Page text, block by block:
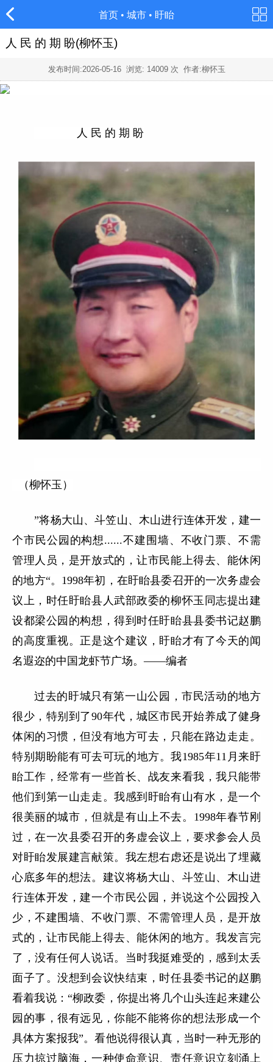
首页 • 城市 • 盱眙
人 民 的 期 盼(柳怀玉)
发布时间:2026-05-16浏览: 14009 次 作者:柳怀玉
人 民 的 期 盼
（柳怀玉）
”将杨大山、斗笠山、木山进行连体开发，建一
个市民公园的构想......不建围墙、不收门票、不需
管理人员，是开放式的，让市民能上得去、能休闲
的地方“。1998年初，在盱眙县委召开的一次务虚会
议上，时任盱眙县人武部政委的柳怀玉同志提出建
设都梁公园的构想，得到时任盱眙县县委书记赵鹏
的高度重视。正是这个建议，盱眙才有了今天的闻
名遐迩的中国龙虾节广场。——编者
过去的盱城只有第一山公园，市民活动的地方
很少，特别到了90年代，城区市民开始养成了健身
体闲的习惯，但没有地方可去，只能在路边走走。
特别期盼能有可去可玩的地方。我1985年11月来盱
眙工作，经常有一些首长、战友来看我，我只能带
他们到第一山走走。我感到盱眙有山有水，是一个
很美丽的城市，但就是有山上不去。1998年春节刚
过，在一次县委召开的务虚会议上，要求参会人员
对盱眙发展建言献策。我左想右虑还是说出了埋藏
心底多年的想法。建议将杨大山、斗笠山、木山进
行连体开发，建一个市民公园，并说这个公园投入
少，不建围墙、不收门票、不需管理人员，是开放
式的，让市民能上得去、能休闲的地方。我发言完
了，没有任何人说话。当时我挺难受的，感到太丢
面子了。没想到会议快结束，时任县委书记的赵鹏
看着我说：“柳政委，你提出将几个山头连起来建公
园的事，很有远见，你能不能将你的想法形成一个
具体方案报我”。看他说得很认真，当时一种无形的
压力掠过脑海，一种使命意识、责任意识立刻涌上